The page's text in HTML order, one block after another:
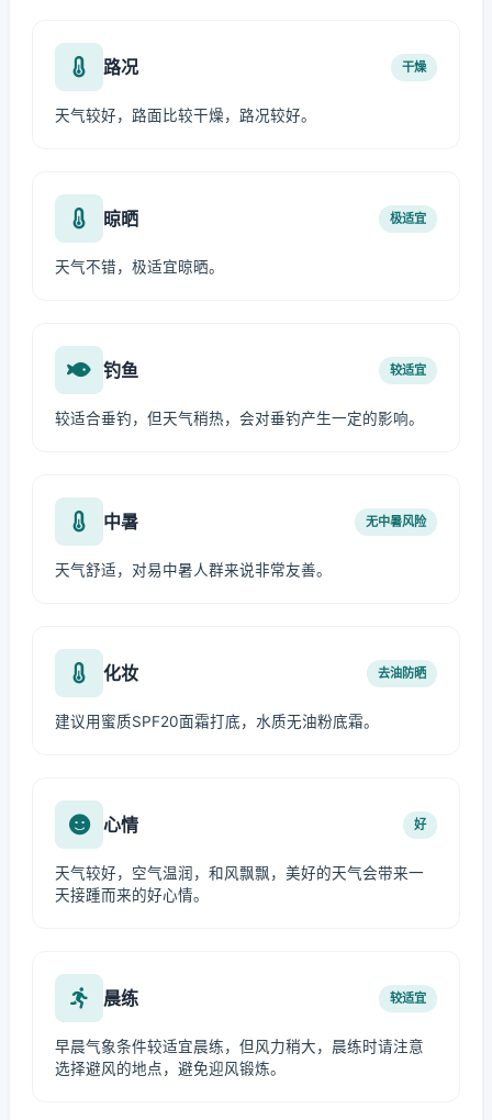
路况 干燥
天气较好，路面比较干燥，路况较好。
晾晒 极适宜
天气不错，极适宜晾晒。
钓鱼 较适宜
较适合垂钓，但天气稍热，会对垂钓产生一定的影响。
中暑 无中暑风险
天气舒适，对易中暑人群来说非常友善。
化妆 去油防晒
建议用蜜质SPF20面霜打底，水质无油粉底霜。
心情 好
天气较好，空气温润，和风飘飘，美好的天气会带来一
天接踵而来的好心情。
晨练 较适宜
早晨气象条件较适宜晨练，但风力稍大，晨练时请注意
选择避风的地点，避免迎风锻炼。